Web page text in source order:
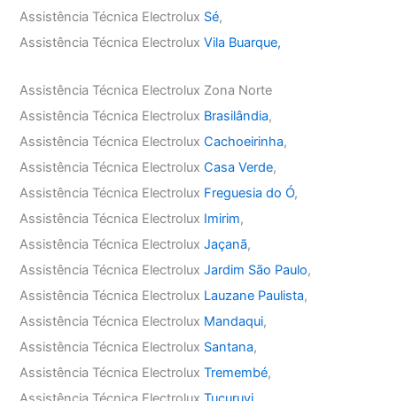
Assistência Técnica Electrolux Sé,
Assistência Técnica ElectroluxVila Buarque,
Assistência Técnica Electrolux Zona Norte
Assistência Técnica Electrolux Brasilândia,
Assistência Técnica ElectroluxCachoeirinha,
Assistência Técnica ElectroluxCasa Verde,
Assistência Técnica Electrolux Freguesia do Ó,
Assistência Técnica Electrolux Imirim,
Assistência Técnica ElectroluxJaçanã,
Assistência Técnica ElectroluxJardim São Paulo,
Assistência Técnica Electrolux Lauzane Paulista,
Assistência Técnica Electrolux Mandaqui,
Assistência Técnica Electrolux Santana,
Assistência Técnica ElectroluxTremembé,